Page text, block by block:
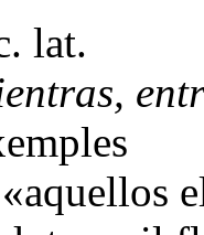
lat.
«aquellos